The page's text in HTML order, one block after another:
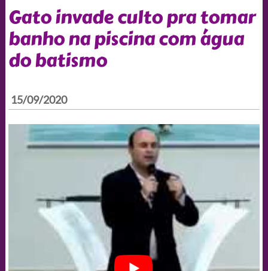
Gato invade culto pra tomar
banho na piscina com água
do batismo
15/09/2020